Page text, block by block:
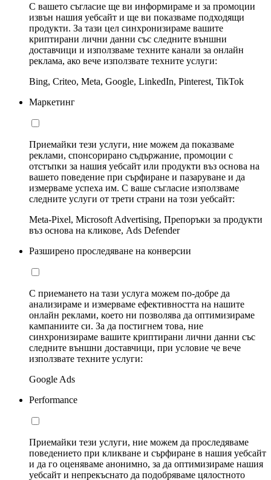
С вашето съгласие ще ви информираме и за промоции
извън нашия уебсайт и ще ви показваме подходящи
продукти. За тази цел синхронизираме вашите
криптирани лични данни със следните външни
доставчици и използваме техните канали за онлайн
реклама, ако вече използвате техните услуги:
Bing, Criteo, Meta, Google, LinkedIn, Pinterest, TikTok
Маркетинг
Приемайки тези услуги, ние можем да показваме
реклами, спонсорирано съдържание, промоции с
отстъпки за нашия уебсайт или продукти въз основа на
вашето поведение при сърфиране и пазаруване и да
измерваме успеха им. С ваше съгласие използваме
следните услуги от трети страни на този уебсайт:
Meta-Pixel, Microsoft Advertising, Препоръки за продукти
въз основа на кликове, Ads Defender
Разширено проследяване на конверсии
С приемането на тази услуга можем по-добре да
анализираме и измерваме ефективността на нашите
онлайн реклами, което ни позволява да оптимизираме
кампаниите си. За да постигнем това, ние
синхронизираме вашите криптирани лични данни със
следните външни доставчици, при условие че вече
използвате техните услуги:
Google Ads
Performance
Приемайки тези услуги, ние можем да проследяваме
поведението при кликване и сърфиране в нашия уебсайт
и да го оценяваме анонимно, за да оптимизираме нашия
уебсайт и непрекъснато да подобряваме цялостното